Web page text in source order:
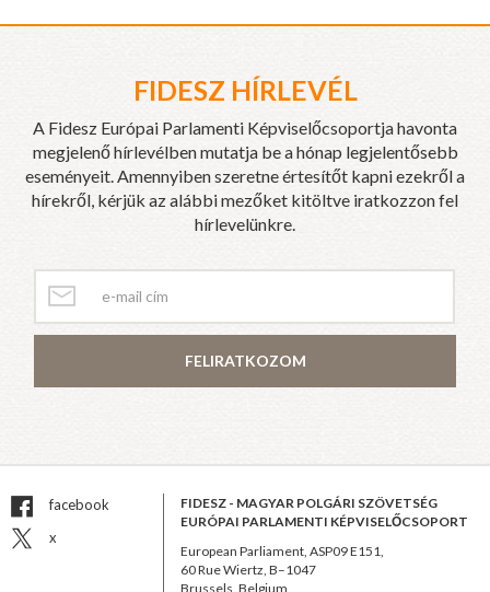
FIDESZ HÍRLEVÉL
A Fidesz Európai Parlamenti Képviselőcsoportja havonta
megjelenő hírlevélben mutatja be a hónap legjelentősebb
eseményeit. Amennyiben szeretne értesítőt kapni ezekről a
hírekről, kérjük az alábbi mezőket kitöltve iratkozzon fel
hírlevelünkre.
FELIRATKOZOM
facebook
x
FIDESZ - MAGYAR POLGÁRI SZÖVETSÉG
EURÓPAI PARLAMENTI KÉPVISELŐCSOPORT
European Parliament, ASP09 E151,
60 Rue Wiertz, B–1047
Brussels, Belgium